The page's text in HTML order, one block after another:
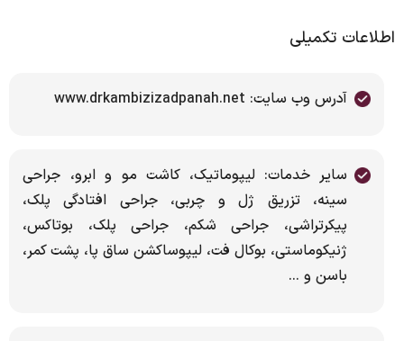
اطلاعات تکمیلی
آدرس وب سایت: www.drkambizizadpanah.net
سایر خدمات: لیپوماتیک، کاشت مو و ابرو، جراحی
سینه، تزریق ژل و چربی، جراحی افتادگی پلک،
پیکرتراشی، جراحی شکم، جراحی پلک، بوتاکس،
ژنیکوماستی، بوکال فت، لیپوساکشن ساق پا، پشت کمر،
باسن و ...